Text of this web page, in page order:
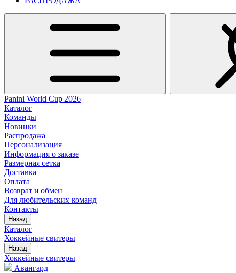
Panini World Cup 2026
Каталог
Команды
Новинки
Распродажа
Персонализация
Информация о заказе
Размерная сетка
Доставка
Оплата
Возврат и обмен
Для любительских команд
Контакты
Назад
Каталог
Хоккейные свитеры
Назад
Хоккейные свитеры
Авангард